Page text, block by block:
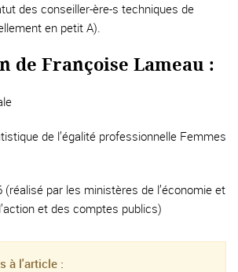
des conseiller-ère-s techniques de
en petit A).
de Françoise Lameau :
de l’égalité professionnelle Femmes
(réalisé par les ministères de l’économie et
et des comptes publics)
à l'article :